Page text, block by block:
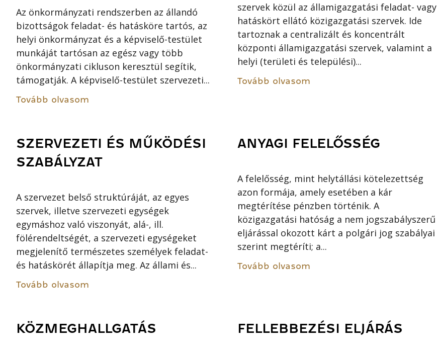
Az önkormányzati rendszerben az állandó
bizottságok feladat- és hatásköre tartós, az
helyi önkormányzat és a képviselő-testület
munkáját tartósan az egész vagy több
önkormányzati cikluson keresztül segítik,
támogatják. A képviselő-testület szervezeti...
Tovább olvasom
szervek közül az államigazgatási feladat- vagy
hatáskört ellátó közigazgatási szervek. Ide
tartoznak a centralizált és koncentrált
központi államigazgatási szervek, valamint a
helyi (területi és települési)...
Tovább olvasom
SZERVEZETI ÉS MŰKÖDÉSI
SZABÁLYZAT
A szervezet belső struktúráját, az egyes
szervek, illetve szervezeti egységek
egymáshoz való viszonyát, alá-, ill.
fölérendeltségét, a szervezeti egységeket
megjelenítő természetes személyek feladat-
és hatáskörét állapítja meg. Az állami és...
Tovább olvasom
ANYAGI FELELŐSSÉG
A felelősség, mint helytállási kötelezettség
azon formája, amely esetében a kár
megtérítése pénzben történik. A
közigazgatási hatóság a nem jogszabályszerű
eljárással okozott kárt a polgári jog szabályai
szerint megtéríti; a...
Tovább olvasom
KÖZMEGHALLGATÁS FELLEBBEZÉSI ELJÁRÁS